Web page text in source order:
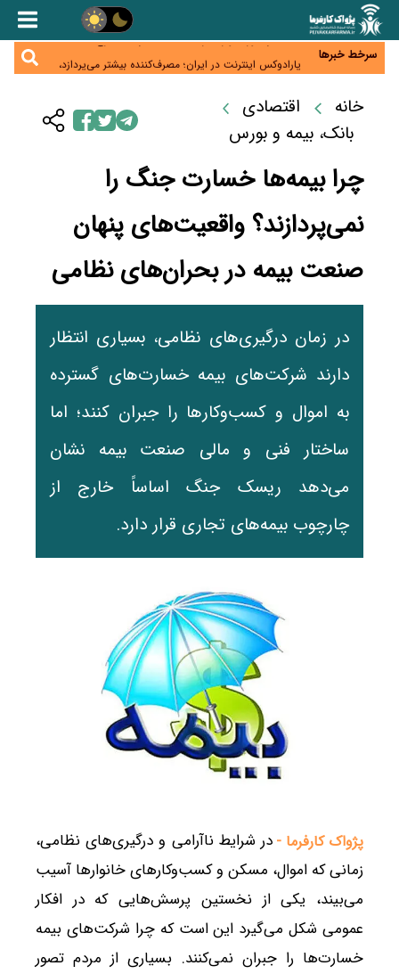
سرخط خبرها
زائران اربعین نگران ارز باقی‌مانده نباشند؛ خرید دینار در
جنگ کریدورها وارد فاز جدید شد؛ سرمایه‌گذاری ۳۴۵
میلیارد دلاری اوراسیا تا ۲۰۳۵
پارادوکس اینترنت در ایران؛ مصرف‌کننده بیشتر می‌پردازد،
شبکه کمتر توسعه می‌یابد
جدید سیاست‌های مالیاتی در حمایت از تولید
معمای تأمین ۸۰ همت معوقات بازنشستگان؛ بانک رفاه
خانه
اقتصادی
بانک، بیمه و بورس
چرا بیمه‌ها خسارت جنگ را
نمی‌پردازند؟ واقعیت‌های پنهان
صنعت بیمه در بحران‌های نظامی
در زمان درگیری‌های نظامی، بسیاری انتظار
دارند شرکت‌های بیمه خسارت‌های گسترده
به اموال و کسب‌وکارها را جبران کنند؛ اما
ساختار فنی و مالی صنعت بیمه نشان
می‌دهد ریسک جنگ اساساً خارج از
چارچوب بیمه‌های تجاری قرار دارد.
پژواک کارفرما - در شرایط ناآرامی و درگیری‌های نظامی،
زمانی که اموال، مسکن و کسب‌وکارهای خانوارها آسیب
می‌بیند، یکی از نخستین پرسش‌هایی که در افکار
عمومی شکل می‌گیرد این است که چرا شرکت‌های بیمه
خسارت‌ها را جبران نمی‌کنند. بسیاری از مردم تصور